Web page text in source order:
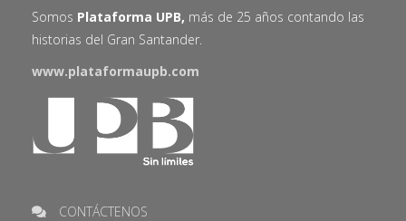
Somos Plataforma UPB, más de 25 años contando las
historias del Gran Santander.
www.plataformaupb.com
CONTÁCTENOS